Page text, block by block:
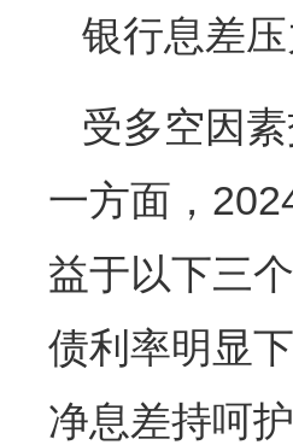
银行息差
受多空因
一方面，
益于以下三
债利率明显
净息差持呵